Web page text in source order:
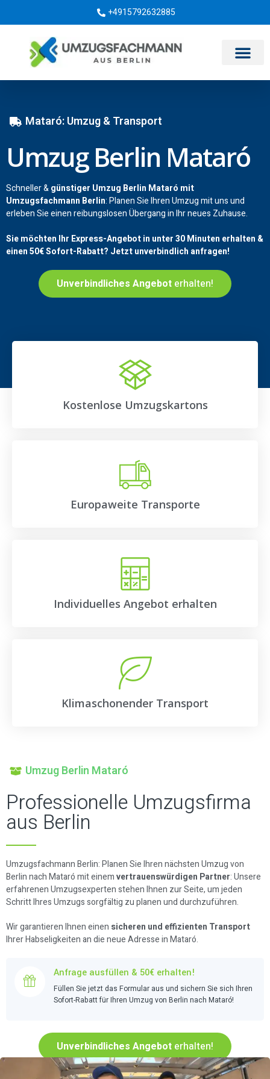
+4915792632885
Mataró: Umzug & Transport
Umzug Berlin Mataró
Schneller &günstiger Umzug Berlin Mataró mit
Umzugsfachmann Berlin: Planen Sie Ihren Umzug mit uns und
erleben Sie einen reibungslosen Übergang in Ihr neues Zuhause.
Sie möchten Ihr Express-Angebot in unter 30 Minuten erhalten &
einen50€Sofort-Rabatt? Jetzt unverbindlich anfragen!
Unverbindliches Angebot erhalten!
Kostenlose Umzugskartons
Europaweite Transporte
Individuelles Angebot erhalten
Klimaschonender Transport
Umzug Berlin Mataró
Professionelle Umzugsfirma
aus Berlin
Umzugsfachmann Berlin: Planen Sie Ihren nächsten Umzug von
Berlin nach Mataró mit einemvertrauenswürdigen Partner: Unsere
erfahrenen Umzugsexperten stehen Ihnen zur Seite, um jeden
Schritt Ihres Umzugs sorgfältig zu planen und durchzuführen.
Wir garantieren Ihnen einen sicheren und effizienten Transport
Ihrer Habseligkeiten an die neue Adresse in Mataró.
Anfrage ausfüllen & 50€ erhalten!
Füllen Sie jetzt das Formular aus und sichern Sie sich Ihren
Sofort-Rabatt für Ihren Umzug von Berlin nach Mataró!
Unverbindliches Angebot erhalten!